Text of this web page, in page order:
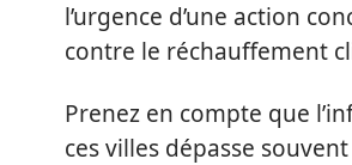
l’urgence d’une action
contre le réchauffement
Prenez en compte que
ces villes dépasse